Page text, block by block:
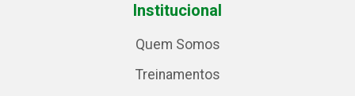
Institucional
Quem Somos
Treinamentos